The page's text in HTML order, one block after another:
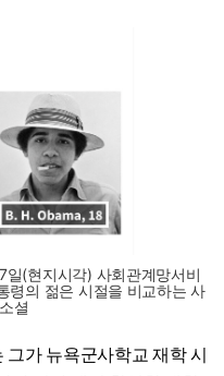
(현지시각) 사회관계망서비
령의 젊은 시절을 비교하는 사
셜
가 뉴욕군사학교 재학 시